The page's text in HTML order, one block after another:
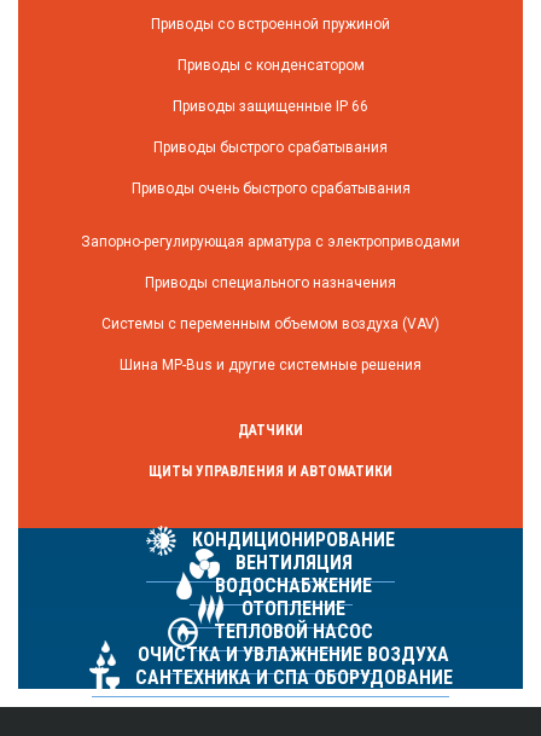
Приводы со встроенной пружиной
Приводы с конденсатором
Приводы защищенные IP 66
Приводы быстрого срабатывания
Приводы очень быстрого срабатывания
Запорно-регулирующая арматура с электроприводами
Приводы специального назначения
Системы с переменным объемом воздуха (VAV)
Шина MP-Bus и другие системные решения
ДАТЧИКИ
ЩИТЫ УПРАВЛЕНИЯ И АВТОМАТИКИ
КОНДИЦИОНИРОВАНИЕ
ВЕНТИЛЯЦИЯ
ВОДОСНАБЖЕНИЕ
ОТОПЛЕНИЕ
ТЕПЛОВОЙ НАСОС
ОЧИСТКА И УВЛАЖНЕНИЕ ВОЗДУХА
САНТЕХНИКА И СПА ОБОРУДОВАНИЕ